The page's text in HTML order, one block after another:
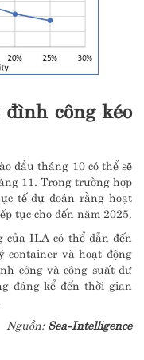
công kéo
đầu tháng 10 có thể sẽ
11. Trong trường hợp
tế dự đoán rằng hoạt
tục cho đến năm 2025.
của ILA có thể dẫn đến
container và hoạt động
công và công suất dư
đáng kể đến thời gian
Nguồn: Sea-Intelligence